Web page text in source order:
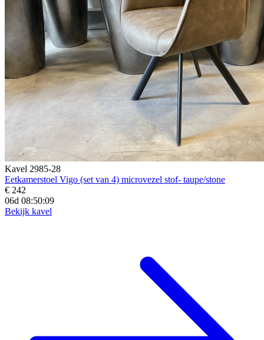
Kavel 2985-28
Eetkamerstoel Vigo (set van 4) microvezel stof- taupe/stone
€ 242
06d 08:50:07
Bekijk kavel